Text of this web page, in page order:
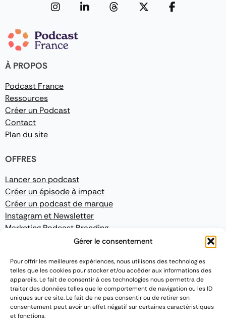
Gérer le consentement
Pour offrir les meilleures expériences, nous utilisons des technologies
telles que les cookies pour stocker et/ou accéder aux informations des
appareils. Le fait de consentir à ces technologies nous permettra de
traiter des données telles que le comportement de navigation ou les ID
uniques sur ce site. Le fait de ne pas consentir ou de retirer son
consentement peut avoir un effet négatif sur certaines caractéristiques
et fonctions.
À PROPOS
Podcast France
Ressources
Créer un Podcast
Contact
Plan du site
OFFRES
Lancer son podcast
Créer un épisode à impact
Créer un podcast de marque
Instagram et Newsletter
Marketing Podcast Branding
Mentions légales
Politique de confidentialité
Conditions Générales de Vente